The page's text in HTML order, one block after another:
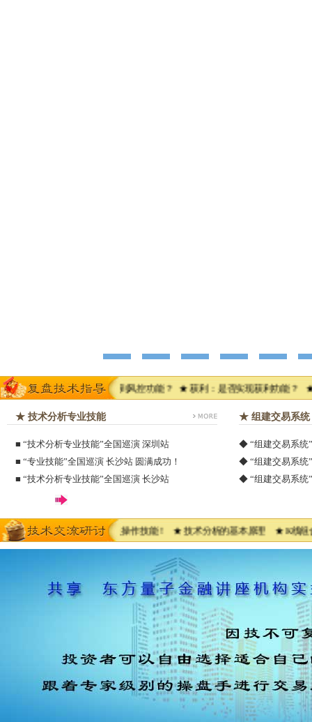
2 3 4
★ 止损：是否达到风控功能？ ★ 获利：是否实现获利功能？ ★ 盈亏状
★ 技术分析专业技能
■“技术分析专业技能”全国巡演 深圳站
■“专业技能”全国巡演 长沙站 圆满成功！
■“技术分析专业技能”全国巡演 长沙站
★ 组建交易系统
◆“组建交易系统
◆“组建交易系统
◆“组建交易系统
享成功的交易经验及操作技能！ ★ 技术分析的基本原理 ★ K线